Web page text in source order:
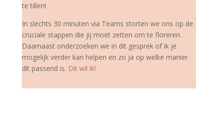
te tillen!
In slechts 30 minuten via Teams storten we ons op de
cruciale stappen die jij moet zetten om te floreren.
Daarnaast onderzoeken we in dit gesprek of ik je
mogelijk verder kan helpen en zo ja op welke manier
dit passend is. Dit wil ik!